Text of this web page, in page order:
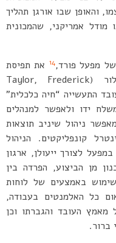
והאופן שבו אורגן תהליך
מודל אמריקני, שהמכונית
מפעל פורד,14 את תפיסת
ה”ניהול המדעי” של פרדריק טיילור (Taylor, Frederick
התעשייה “חיה כלכלית”
ידו ולאפשר למנהלים
ניהול שיניב תוצאות
קונפליקטים. הניהול
לצורך ייעולן, ארגון
מן הביצוע, הפרדה בין
באמצעים של לוחות
כל האלמנטים בעבודה,
מאמץ העובד והגברתו וכן
ברור.